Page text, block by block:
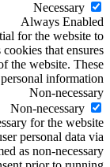
Necessary
Always Enabled
for the website to
that ensures
the website. These
information.
Non-necessary
Non-necessary
for the website
personal data via
as non-necessary